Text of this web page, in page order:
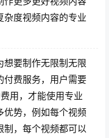
杂度视频内容的专业
想要制作无限制无限
付费服务，用户需要
用，才能使用专业
优势，例如每个视频
制，每个视频都可以